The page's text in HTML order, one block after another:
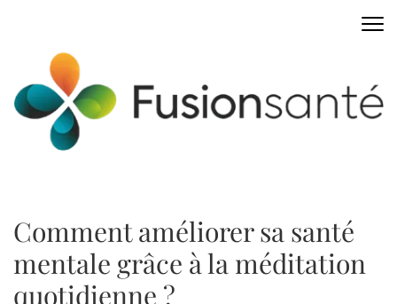
(Pressez
Entrée)
Comment améliorer sa santé
mentale grâce à la méditation
quotidienne ?